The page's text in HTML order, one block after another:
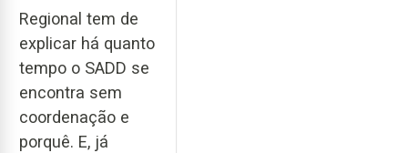
Regional tem de
explicar há quanto
tempo o SADD se
encontra sem
coordenação e
porquê. E, já